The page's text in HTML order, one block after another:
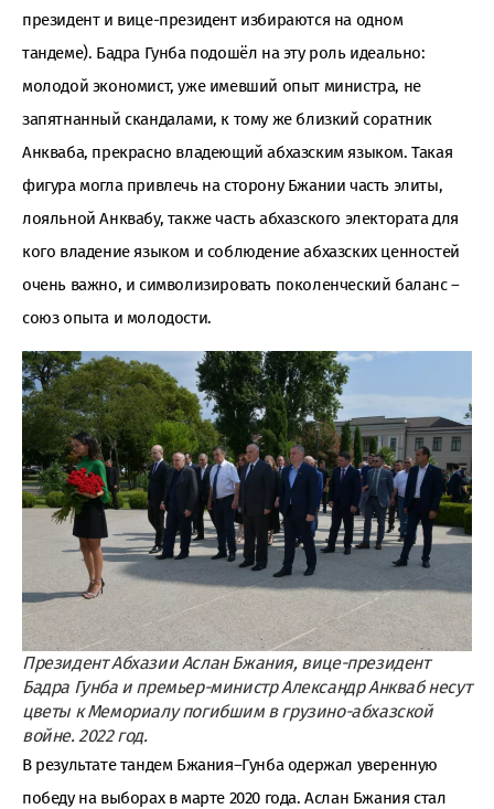
президент и вице-президент избираются на одном
тандеме). Бадра Гунба подошёл на эту роль идеально:
молодой экономист, уже имевший опыт министра, не
запятнанный скандалами, к тому же близкий соратник
Анкваба, прекрасно владеющий абхазским языком. Такая
фигура могла привлечь на сторону Бжании часть элиты,
лояльной Анквабу, также часть абхазского электората для
кого владение языком и соблюдение абхазских ценностей
очень важно, и символизировать поколенческий баланс –
союз опыта и молодости.
Президент Абхазии Аслан Бжания, вице-президент
Бадра Гунба и премьер-министр Александр Анкваб несут
цветы к Мемориалу погибшим в грузино-абхазской
войне. 2022 год.
В результате тандем Бжания–Гунба одержал уверенную
победу на выборах в марте 2020 года. Аслан Бжания стал